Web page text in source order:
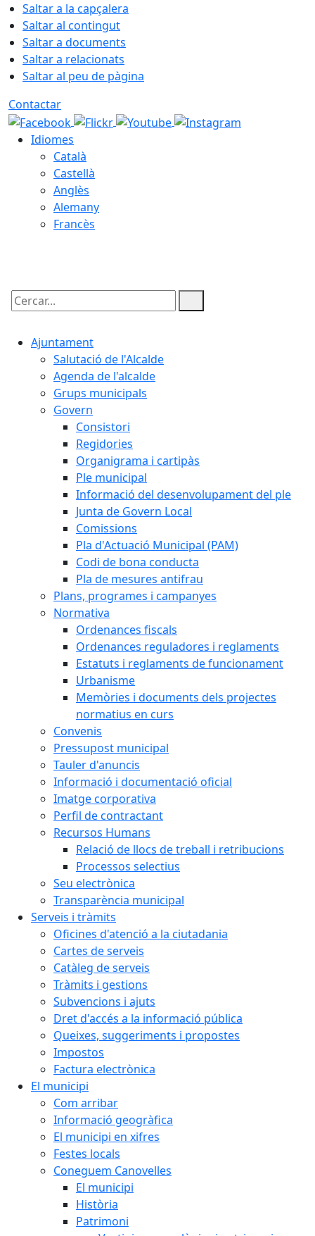
Saltar a la capçalera
Saltar al contingut
Saltar a documents
Saltar a relacionats
Saltar al peu de pàgina
Contactar
Idiomes
Català
Castellà
Anglès
Alemany
Francès
Cercar:
Ajuntament
Salutació de l'Alcalde
Agenda de l'alcalde
Grups municipals
Govern
Consistori
Regidories
Organigrama i cartipàs
Ple municipal
Informació del desenvolupament del ple
Junta de Govern Local
Comissions
Pla d'Actuació Municipal (PAM)
Codi de bona conducta
Pla de mesures antifrau
Plans, programes i campanyes
Normativa
Ordenances fiscals
Ordenances reguladores i reglaments
Estatuts i reglaments de funcionament
Urbanisme
Memòries i documents dels projectes
normatius en curs
Convenis
Pressupost municipal
Tauler d'anuncis
Informació i documentació oficial
Imatge corporativa
Perfil de contractant
Recursos Humans
Relació de llocs de treball i retribucions
Processos selectius
Seu electrònica
Transparència municipal
Serveis i tràmits
Oficines d'atenció a la ciutadania
Cartes de serveis
Catàleg de serveis
Tràmits i gestions
Subvencions i ajuts
Dret d'accés a la informació pública
Queixes, suggeriments i propostes
Impostos
Factura electrònica
El municipi
Com arribar
Informació geogràfica
El municipi en xifres
Festes locals
Coneguem Canovelles
El municipi
Història
Patrimoni